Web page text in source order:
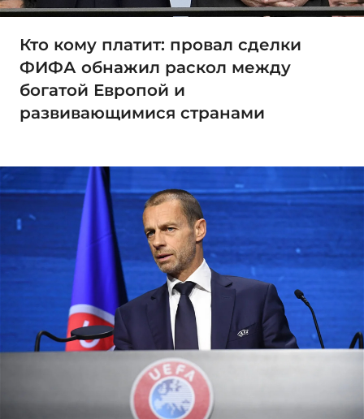
Кто кому платит: провал сделки
ФИФА обнажил раскол между
богатой Европой и
развивающимися странами